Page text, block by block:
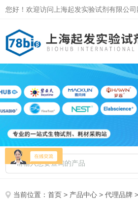
您好！欢迎访问上海起发实验试剂有限公司
当前位置：首页 > 产品中心 >代理品牌 >